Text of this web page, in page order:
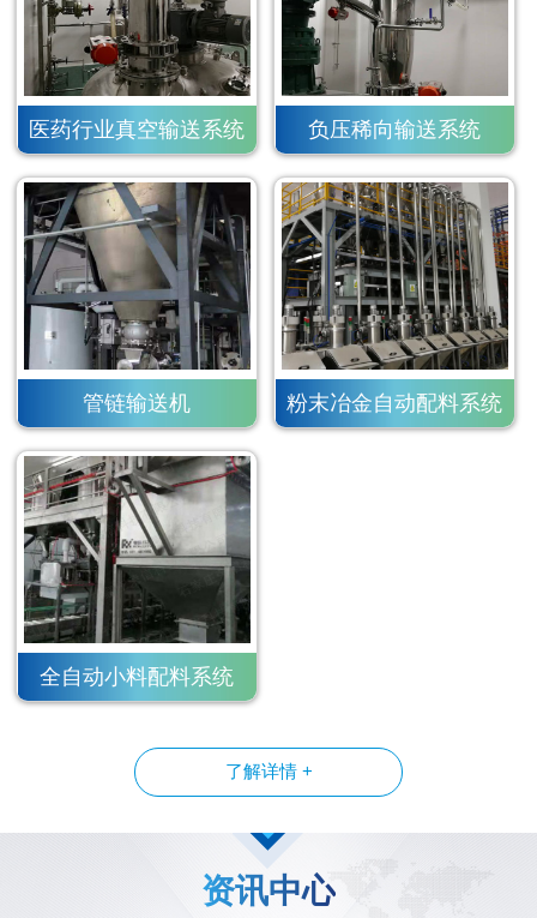
医药行业真空输送系统 负压稀向输送系统
管链输送机 粉末冶金自动配料系统
全自动小料配料系统
了解详情 +
资讯中心